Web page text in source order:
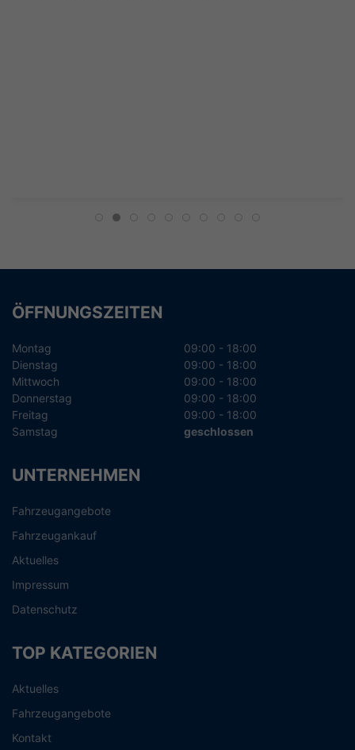
ÖFFNUNGSZEITEN
Montag
09:00 - 18:00
Dienstag
09:00 - 18:00
Mittwoch
09:00 - 18:00
Donnerstag
09:00 - 18:00
Freitag
09:00 - 18:00
Samstag
geschlossen
UNTERNEHMEN
Fahrzeugangebote
Fahrzeugankauf
Aktuelles
Impressum
Datenschutz
TOP KATEGORIEN
Aktuelles
Fahrzeugangebote
Kontakt